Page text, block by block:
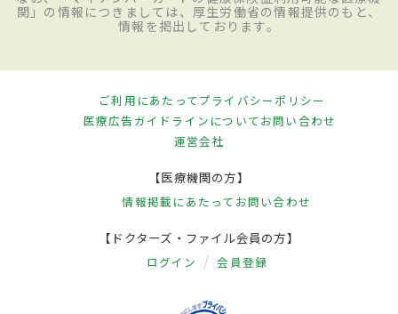
関」の情報につきましては、厚生労働省の情報提供のもと、
情報を掲出しております。
ご利用にあたってプライバシーポリシー
医療広告ガイドラインについてお問い合わせ
運営会社
【医療機関の方】
情報掲載にあたって お問い合わせ
【ドクターズ・ファイル会員の方】
ログイン 会員登録